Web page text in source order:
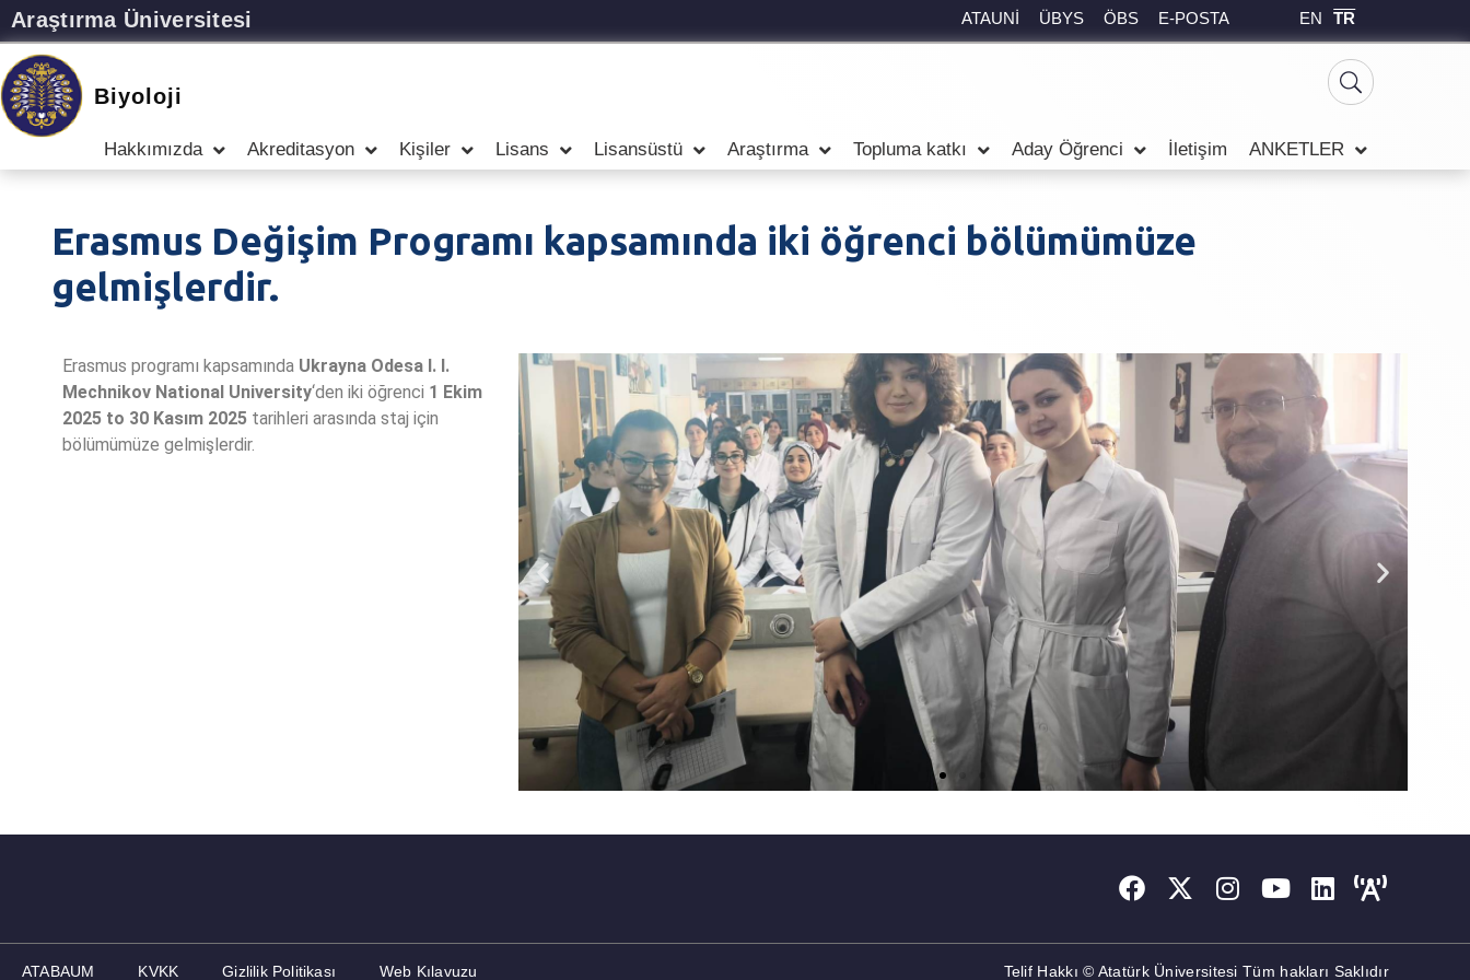
Araştırma Üniversitesi ATAUNİ ÜBYS ÖBS E-POSTA EN TR
Biyoloji
Hakkımızda Akreditasyon Kişiler Lisans Lisansüstü Araştırma Topluma katkı Aday Öğrenci İletişim ANKETLER
Erasmus Değişim Programı kapsamında iki öğrenci bölümümüze
gelmişlerdir.
Erasmus programı kapsamında Ukrayna Odesa I. I.
Mechnikov National University‘den iki öğrenci 1 Ekim
2025 to 30 Kasım 2025 tarihleri arasında staj için
bölümümüze gelmişlerdir.
ATABAUM KVKK Gizlilik Politikası Web Kılavuzu Telif Hakkı © Atatürk Üniversitesi Tüm hakları Saklıdır